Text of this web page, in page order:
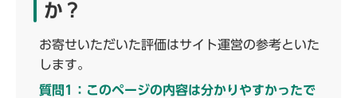
か？
お寄せいただいた評価はサイト運営の参考といた
します。
質問1：このページの内容は分かりやすかったで